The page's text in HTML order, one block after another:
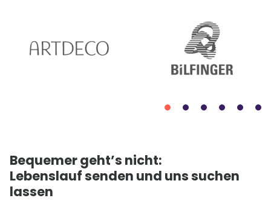
Bequemer geht’s nicht:
Lebenslauf senden und uns suchen
lassen